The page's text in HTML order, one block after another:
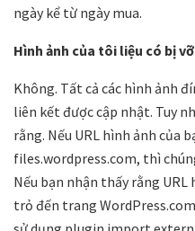
ngày kể từ ngày mua.
Hình ảnh của tôi liệu có bị
Không. Tất cả các hình ảnh
liên kết được cập nhật. Tuy
rằng. Nếu URL hình ảnh của
files.wordpress.com, thì
Nếu bạn nhận thấy rằng
trỏ đến trang